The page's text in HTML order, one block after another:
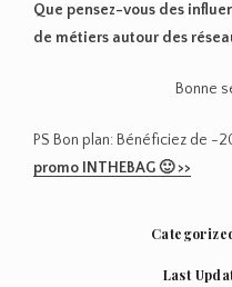
Que pensez-vous des
de métiers autour des
Bonne
PS Bon plan: Bénéficiez de -
promo INTHEBAG 🙂 >>
Last